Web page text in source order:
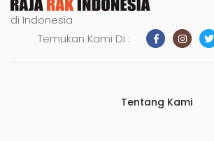
di Indonesia
Temukan Kami Di :
Tentang Kami